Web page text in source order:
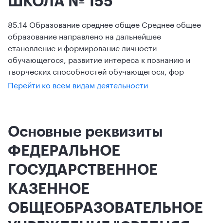
85.14 Образование среднее общее Среднее общее
образование направлено на дальнейшее
становление и формирование личности
обучающегося, развитие интереса к познанию и
творческих способностей обучающегося, фор
Перейти ко всем видам деятельности
Основные реквизиты
ФЕДЕРАЛЬНОЕ
ГОСУДАРСТВЕННОЕ
КАЗЕННОЕ
ОБЩЕОБРАЗОВАТЕЛЬНОЕ